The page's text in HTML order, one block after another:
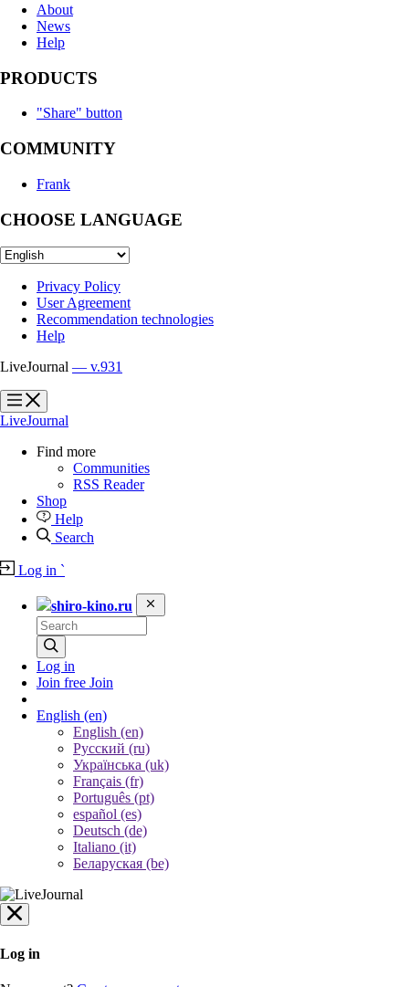
About
News
Help
PRODUCTS
"Share" button
COMMUNITY
Frank
CHOOSE LANGUAGE
Privacy Policy
User Agreement
Recommendation technologies
Help
LiveJournal — v.931
?
?
LiveJournal
Find more
Communities
RSS Reader
Shop
Help
Search
Log in `
shiro-kino.ru
Log in
Join free Join
English (en)
English (en)
Русский (ru)
Українська (uk)
Français (fr)
Português (pt)
español (es)
Deutsch (de)
Italiano (it)
Беларуская (be)
Log in